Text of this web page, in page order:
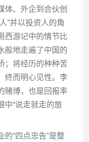
体、外企到合伙创
”并以投资人的角
西游记中的情节比
般地走遍了中国的
；将经历的种种苦
终而明心见性。李
赌博，也是回报率
中“说走就走的旅
的“四点忠告”是整